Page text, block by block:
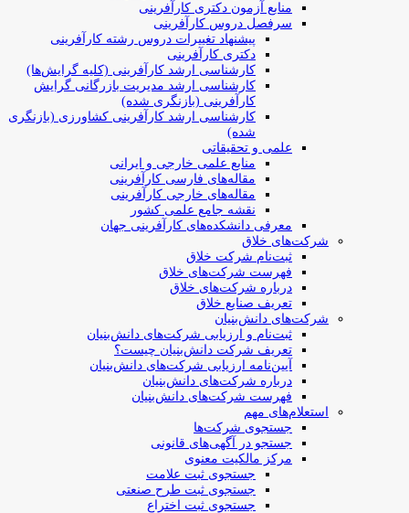
منابع آزمون دکتری کارآفرینی
سرفصل دروس کارآفرینی
پیشنهاد تغییرات دروس رشته کارآفرینی
دکتری کارآفرینی
کارشناسی ارشد کارآفرینی (کلیه گرایش‌ها)
کارشناسی ارشد مدیریت بازرگانی گرایش
کارآفرینی (بازنگری شده)
کارشناسی ارشد کارآفرینی کشاورزی (بازنگری
شده)
علمی و تحقیقاتی
منابع علمی خارجی و ایرانی
مقاله‌های فارسی کارآفرینی
مقاله‌های خارجی کارآفرینی
نقشه جامع علمی کشور
معرفی دانشکده‌های کارآفرینی جهان
شرکت‌های خلاق
ثبت‌نام شرکت خلاق
فهرست شرکت‌های خلاق
درباره شرکت‌های خلاق
تعریف صنایع خلاق
شرکت‌های دانش‌بنیان
ثبت‌نام و ارزیابی شرکت‌های دانش‌بنیان
تعریف شرکت دانش‌بنیان چیست؟
آیین‌نامه ارزیابی شرکت‌های دانش‌بنیان
درباره شرکت‌های دانش‌بنیان
فهرست شرکت‌های دانش‌بنیان
استعلام‌های مهم
جستجوی شرکت‌ها
جستجو در آگهی‌های قانونی
مرکز مالکیت معنوی
جستجوی ثبت علامت
جستجوی ثبت طرح صنعتی
جستجوی ثبت اختراع